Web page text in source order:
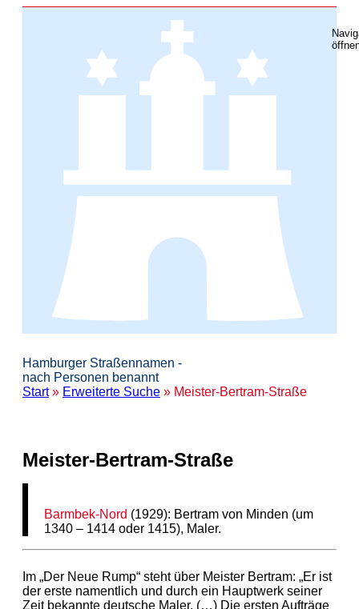
Hamburger Straßennamen -
nach Personen benannt
Start» Erweiterte Suche » Meister-Bertram-Straße
Meister-Bertram-Straße
Barmbek-Nord (1929): Bertram von Minden (um
1340 – 1414 oder 1415), Maler.
Im „Der Neue Rump“ steht über Meister Bertram: „Er ist
der erste namentlich und durch ein Hauptwerk seiner
Zeit bekannte deutsche Maler. (…) Die ersten Aufträge